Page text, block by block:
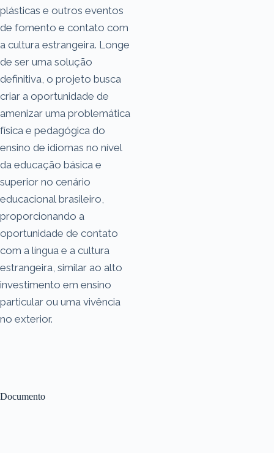
Documento
plásticas e outros eventos
de fomento e contato com
a cultura estrangeira. Longe
de ser uma solução
definitiva, o projeto busca
criar a oportunidade de
amenizar uma problemática
física e pedagógica do
ensino de idiomas no nível
da educação básica e
superior no cenário
educacional brasileiro,
proporcionando a
oportunidade de contato
com a língua e a cultura
estrangeira, similar ao alto
investimento em ensino
particular ou uma vivência
no exterior.